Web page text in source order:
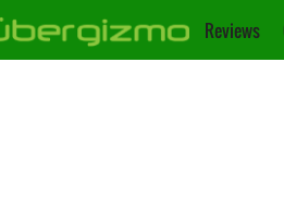
Reviews